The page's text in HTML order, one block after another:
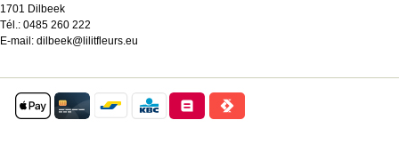
1701 Dilbeek
Tél.: 0485 260 222
E-mail: dilbeek@lilitfleurs.eu